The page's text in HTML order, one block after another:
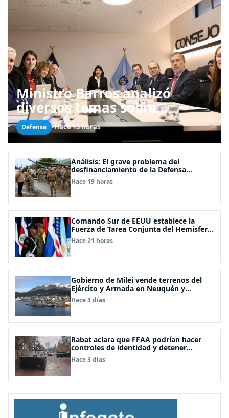
Ministro Barros analizó
diversos temas sobre
desarrollo de capacidades
estratégicas en sesión del
Consejo de Política Espacial
Defensa •Hace 13 horas
Análisis: El grave problema del
desfinanciamiento de la Defensa
Nacional
Hace 19 horas
Comando Sur de EEUU establece la
Fuerza de Tarea Conjunta del Hemisferio
Occidental: Incluye a Chile
Hace 21 horas
Gobierno de Milei vende terrenos del
Ejército y Armada en Neuquén y
Ushuaia
Hace 3 días
Rabat aclara que FFAA podrían hacer
controles de identidad y detener
personas solo bajo estados de
excepción constitucional
Hace 3 días